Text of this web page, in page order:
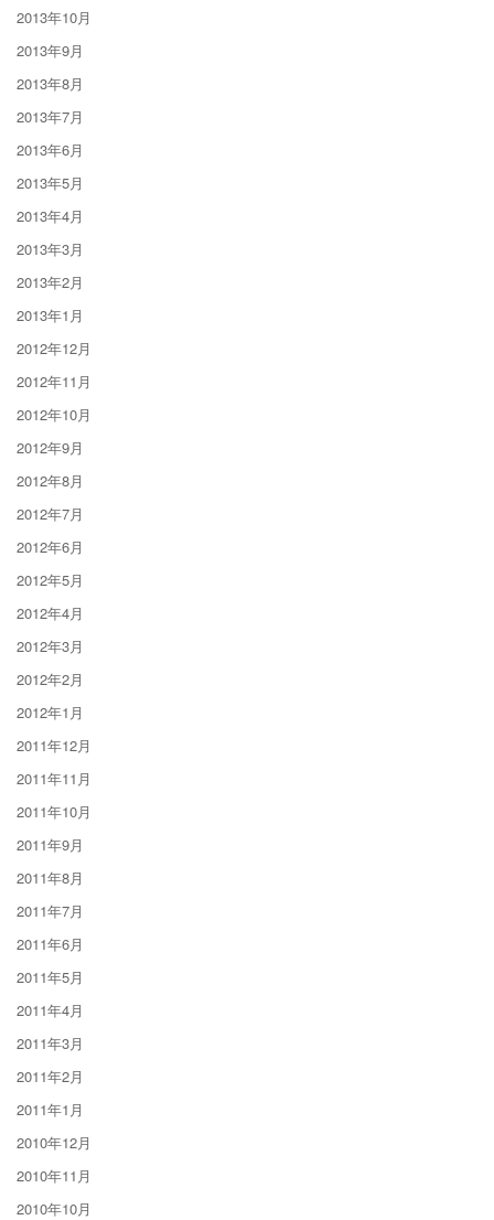
2013年10月
2013年9月
2013年8月
2013年7月
2013年6月
2013年5月
2013年4月
2013年3月
2013年2月
2013年1月
2012年12月
2012年11月
2012年10月
2012年9月
2012年8月
2012年7月
2012年6月
2012年5月
2012年4月
2012年3月
2012年2月
2012年1月
2011年12月
2011年11月
2011年10月
2011年9月
2011年8月
2011年7月
2011年6月
2011年5月
2011年4月
2011年3月
2011年2月
2011年1月
2010年12月
2010年11月
2010年10月